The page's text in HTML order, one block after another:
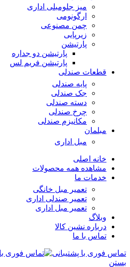
میز جلومبلی اداری
ارگونومی
چمن مصنوعی
زیرپایی
پارتیشن
پارتیشن دو جداره
پارتیشن فریم لس
قطعات صندلی
پایه صندلی
جک صندلی
دسته صندلی
چرخ صندلی
مکانیزم صندلی
مبلمان
مبل اداری
خانه اصلی
مشاهده همه محصولات
خدمات ما
تعمیر مبل خانگی
تعمیر صندلی اداری
تعمیر مبل اداری
وبلاگ
درباره نشین کالا
تماس با ما
تماس فوری با پشتیبانی
بستن